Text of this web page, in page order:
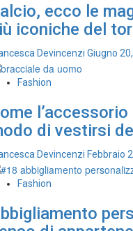
ecco le
iconiche del
Devincenzi Giugno
Fashion
di vestirsi
Devincenzi Febbraio
Fashion